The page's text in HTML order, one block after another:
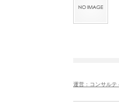
運営：コンサルテ